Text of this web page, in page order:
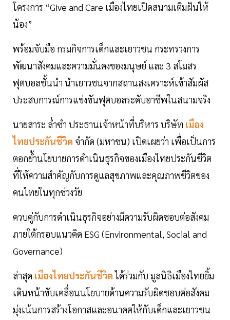
โครงการ “Give and Care เมืองไทยเปิดสนามเติมฝันให้
น้อง”
พร้อมจับมือ กรมกิจการเด็กและเยาวชน กระทรวงการ
พัฒนาสังคมและความมั่นคงของมนุษย์ และ 3 สโมสร
ฟุตบอลชั้นนำ นำเยาวชนจากสถานสงเคราะห์เข้าสัมผัส
ประสบการณ์การแข่งขันฟุตบอลระดับอาชีพในสนามจริง
นายสาระ ล่ำซำ ประธานเจ้าหน้าที่บริหาร บริษัท เมือง
ไทยประกันชีวิต จำกัด (มหาชน) เปิดเผยว่า เพื่อเป็นการ
ตอกย้ำนโยบายการดำเนินธุรกิจของเมืองไทยประกันชีวิต
ที่ให้ความสำคัญกับการดูแลสุขภาพและคุณภาพชีวิตของ
คนไทยในทุกช่วงวัย
ควบคู่กับการดำเนินธุรกิจอย่างมีความรับผิดชอบต่อสังคม
ภายใต้กรอบแนวคิด ESG (Environmental, Social and
Governance)
ล่าสุด เมืองไทยประกันชีวิตได้ร่วมกับ มูลนิธิเมืองไทยยิ้ม
เดินหน้าขับเคลื่อนนโยบายด้านความรับผิดชอบต่อสังคม
มุ่งเน้นการสร้างโอกาสและอนาคตให้กับเด็กและเยาวชน